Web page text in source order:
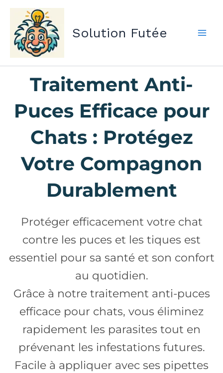
Aller
contenu
Solution Futée
Traitement Anti-
Puces Efficace pour
Chats : Protégez
Votre Compagnon
Durablement
Protéger efficacement votre chat
contre les puces et les tiques est
essentiel pour sa santé et son confort
au quotidien.
Grâce à notre traitement anti-puces
efficace pour chats, vous éliminez
rapidement les parasites tout en
prévenant les infestations futures.
Facile à appliquer avec ses pipettes